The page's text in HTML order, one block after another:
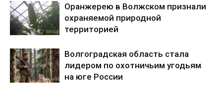
Оранжерею в Волжском признали
охраняемой природной
территорией
Волгоградская область стала
лидером по охотничьим угодьям
на юге России